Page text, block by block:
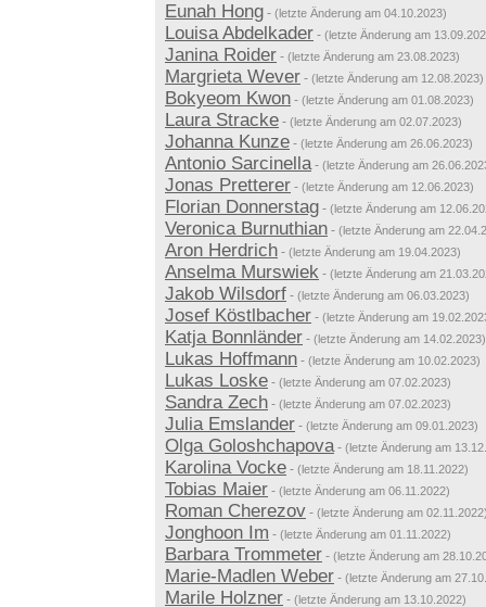
Eunah Hong - (letzte Änderung am 04.10.2023)
Louisa Abdelkader - (letzte Änderung am
Janina Roider - (letzte Änderung am 23.08.2023)
Margrieta Wever - (letzte Änderung am 12.08.2023)
Bokyeom Kwon - (letzte Änderung am 01.08.2023)
Laura Stracke - (letzte Änderung am 02.07.2023)
Johanna Kunze - (letzte Änderung am 26.06.2023)
Antonio Sarcinella- (letzte Änderung am
Jonas Pretterer - (letzte Änderung am 12.06.2023)
Florian Donnerstag - (letzte Änderung am
Veronica Burnuthian - (letzte Änderung am
Aron Herdrich - (letzte Änderung am 19.04.2023)
Anselma Murswiek - (letzte Änderung am
Jakob Wilsdorf - (letzte Änderung am 06.03.2023)
Josef Köstlbacher - (letzte Änderung am
Katja Bonnländer - (letzte Änderung am 14.02.2023)
Lukas Hoffmann - (letzte Änderung am 10.02.2023)
Lukas Loske - (letzte Änderung am 07.02.2023)
Sandra Zech - (letzte Änderung am 07.02.2023)
Julia Emslander - (letzte Änderung am 09.01.2023)
Olga Goloshchapova- (letzte Änderung am
Karolina Vocke - (letzte Änderung am 18.11.2022)
Tobias Maier - (letzte Änderung am 06.11.2022)
Roman Cherezov - (letzte Änderung am
Jonghoon Im - (letzte Änderung am 01.11.2022)
Barbara Trommeter - (letzte Änderung am
Marie-Madlen Weber - (letzte Änderung am
Marile Holzner - (letzte Änderung am 13.10.2022)